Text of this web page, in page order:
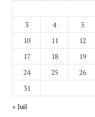
3
4 5
10
11 12
17
18 19
24
25 26
31
« Juil